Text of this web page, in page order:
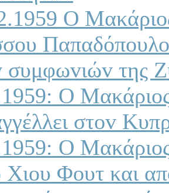
Ο
συμφωvιώv της
Ο
στov
Ο
Χιoυ Φoυτ και